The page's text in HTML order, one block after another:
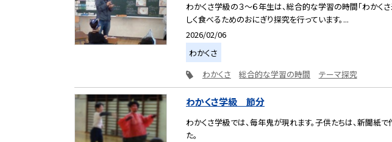
わかくさ学級の３～６年生は、総合的な学習の時間「わかく
しく食べるためのおにぎり探究を行っています。...
2026/02/06
わかくさ
わかくさ
総合的な学習の時間 テーマ探究
わかくさ学級 節分
わかくさ学級では、毎年鬼が現れます。子供たちは、新聞紙
た。